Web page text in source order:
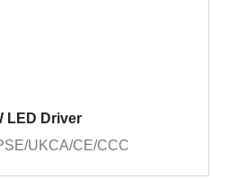
LED Driver
UKCA/CE/CCC